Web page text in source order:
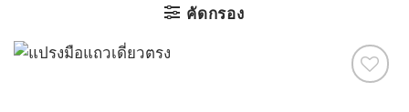
คัดกรอง